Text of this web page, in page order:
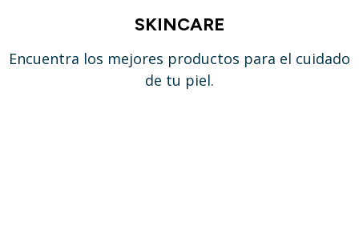
SKINCARE
Encuentra los mejores productos para el cuidado
de tu piel.